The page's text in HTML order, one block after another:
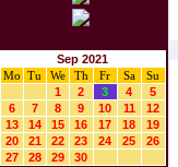
Sep 2021
Mo
Tu We Th Fr Sa
Su
1
2 3 4
5
6
7 8 9 10 11
12
13
14 15 16 17 18
19
20
21 22 23 24 25
26
27
28 29 30